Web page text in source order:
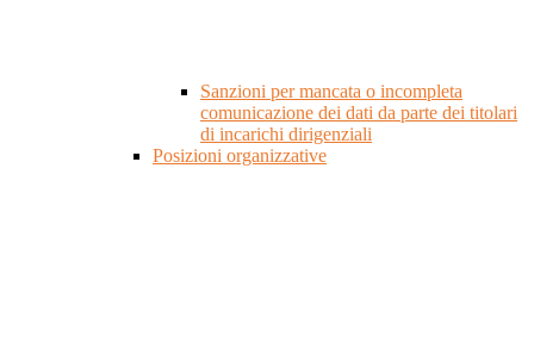
Sanzioni per mancata o incompleta
comunicazione dei dati da parte dei titolari
di incarichi dirigenziali
Posizioni organizzative